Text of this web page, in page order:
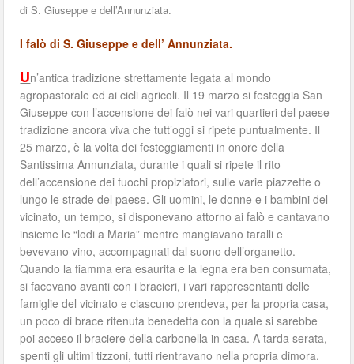
di S. Giuseppe e dell’Annunziata.
I falò di S. Giuseppe e dell’ Annunziata.
Un’antica tradizione strettamente legata al mondo
agropastorale ed ai cicli agricoli. Il 19 marzo si festeggia San
Giuseppe con l’accensione dei falò nei vari quartieri del paese
tradizione ancora viva che tutt’oggi si ripete puntualmente. Il
25 marzo, è la volta dei festeggiamenti in onore della
Santissima Annunziata, durante i quali si ripete il rito
dell’accensione dei fuochi propiziatori, sulle varie piazzette o
lungo le strade del paese. Gli uomini, le donne e i bambini del
vicinato, un tempo, si disponevano attorno ai falò e cantavano
insieme le “lodi a Maria” mentre mangiavano taralli e
bevevano vino, accompagnati dal suono dell’organetto.
Quando la fiamma era esaurita e la legna era ben consumata,
si facevano avanti con i bracieri, i vari rappresentanti delle
famiglie del vicinato e ciascuno prendeva, per la propria casa,
un poco di brace ritenuta benedetta con la quale si sarebbe
poi acceso il braciere della carbonella in casa. A tarda serata,
spenti gli ultimi tizzoni, tutti rientravano nella propria dimora.